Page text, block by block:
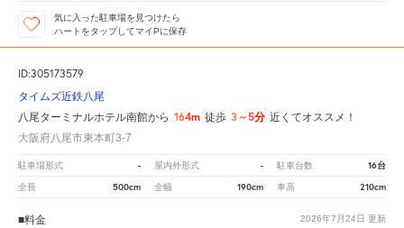
気に入った駐車場を見つけたら
ハートをタップしてマイPに保存
ID:305173579
タイムズ近鉄八尾
八尾ターミナルホテル南館から 164m 徒歩 3～5分 近くてオススメ！
大阪府八尾市東本町3-7
駐車場形式 - 屋内外形式 - 駐車台数 16台
全長 500cm 全幅 190cm 車高 210cm
2026年7月24日 更新
■料金